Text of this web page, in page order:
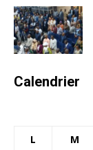
Calendrier
L M